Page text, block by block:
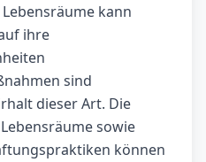
kann
ihre
sind
dieser Art. Die
sowie
können